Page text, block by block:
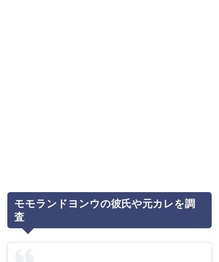
モモランドヨンウの彼氏や元カレを調
査